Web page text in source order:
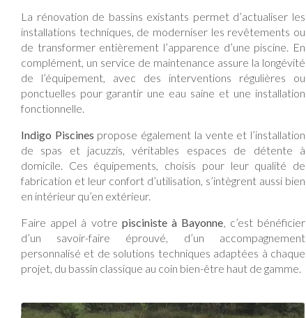
La rénovation de bassins existants permet d’actualiser les
installations techniques, de moderniser les revêtements ou
de transformer entièrement l’apparence d’une piscine. En
complément, un service de maintenance assure la longévité
de l’équipement, avec des interventions régulières ou
ponctuelles pour garantir une eau saine et une installation
fonctionnelle.
Indigo Piscines propose également la vente et l’installation
de spas et jacuzzis, véritables espaces de détente à
domicile. Ces équipements, choisis pour leur qualité de
fabrication et leur confort d’utilisation, s’intègrent aussi bien
en intérieur qu’en extérieur.
Faire appel à votre pisciniste à Bayonne, c’est bénéficier
d’un savoir-faire éprouvé, d’un accompagnement
personnalisé et de solutions techniques adaptées à chaque
projet, du bassin classique au coin bien-être haut de gamme.